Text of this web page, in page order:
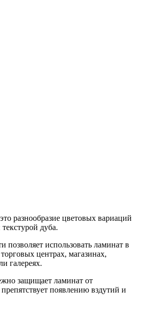
разнообразие цветовых вариаций
дуба.
позволяет использовать ламинат в
центрах, магазинах,
галереях.
защищает ламинат от
появлению вздутий и